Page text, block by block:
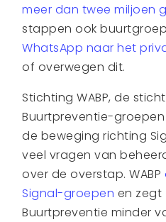
meer dan twee miljoen
stappen ook
WhatsApp naar het
of overwegen dit.
Stichting WABP, de
Buurtpreventie-
de beweging richting
veel vragen van
over de overstap. WABP
Signal-groepen en zegt
Buurtpreventie minder